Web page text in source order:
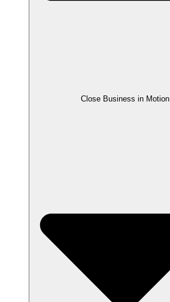
Close Business in Motion